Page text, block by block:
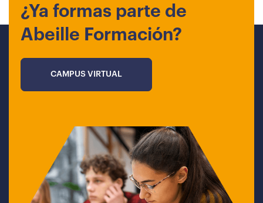
¿Ya formas parte de
Abeille Formación?
CAMPUS VIRTUAL